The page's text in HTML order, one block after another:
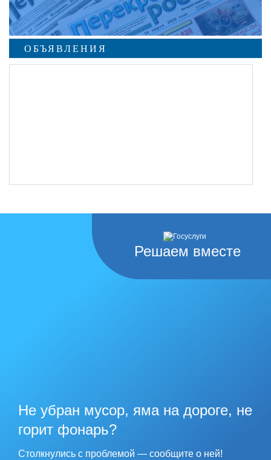
ОБЪЯВЛЕНИЯ
Решаем вместе
Не убран мусор, яма на дороге, не
горит фонарь?
Столкнулись с проблемой — сообщите о ней!